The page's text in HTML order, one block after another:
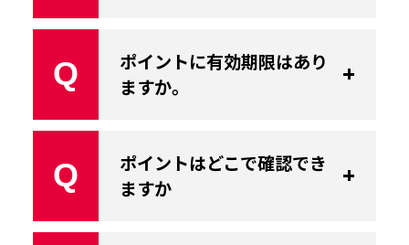
Q
ポイントに有効期限はあり
ますか。
Q
ポイントはどこで確認でき
ますか